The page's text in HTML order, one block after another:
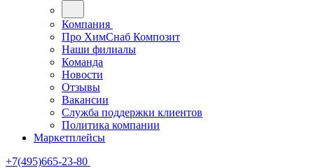
Компания
Про ХимСнаб Композит
Наши филиалы
Команда
Новости
Отзывы
Вакансии
Служба поддержки клиентов
Политика компании
Маркетплейсы
+7(495)665-23-80